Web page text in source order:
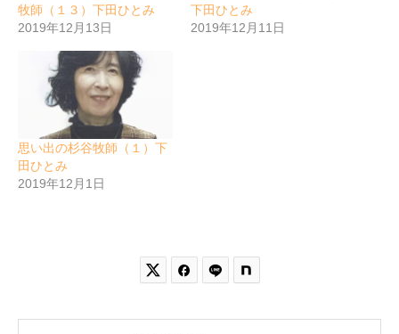
牧師（１３）下田ひとみ
2019年12月13日
下田ひとみ
2019年12月11日
思い出の杉谷牧師（１）下
田ひとみ
2019年12月1日
 